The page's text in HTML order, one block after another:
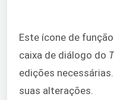
Este ícone de
caixa de diálogo do
edições
suas alterações.